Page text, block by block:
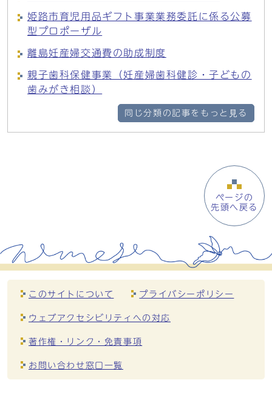
姫路市育児用品ギフト事業業務委託に係る公募
型プロポーザル
離島妊産婦交通費の助成制度
親子歯科保健事業（妊産婦歯科健診・子どもの
歯みがき相談）
同じ分類の記事をもっと見る
ページの
先頭へ戻る
このサイトについて プライバシーポリシー
ウェブアクセシビリティへの対応
著作権・リンク・免責事項
お問い合わせ窓口一覧